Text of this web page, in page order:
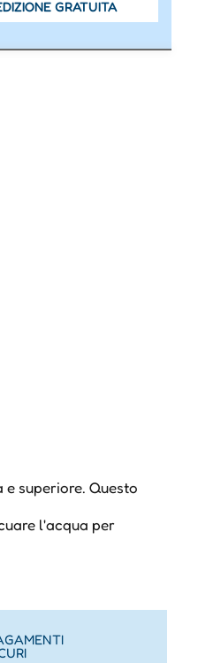
GRATUITA
superiore. Questo
l'acqua per